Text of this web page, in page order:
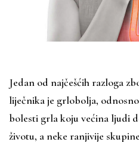
Jedan od najčešćih razloga
liječnika je grlobolja,
bolesti grla koju većina ljudi
životu, a neke ranjivije